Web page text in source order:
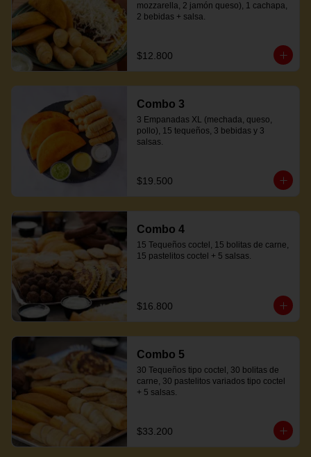
mozzarella, 2 jamón queso), 1 cachapa,
2 bebidas + salsa.
$12.800
Combo 3
3 Empanadas XL (mechada, queso,
pollo), 15 tequeños, 3 bebidas y 3
salsas.
$19.500
Combo 4
15 Tequeños coctel, 15 bolitas de carne,
15 pastelitos coctel + 5 salsas.
$16.800
Combo 5
30 Tequeños tipo coctel, 30 bolitas de
carne, 30 pastelitos variados tipo coctel
+ 5 salsas.
$33.200